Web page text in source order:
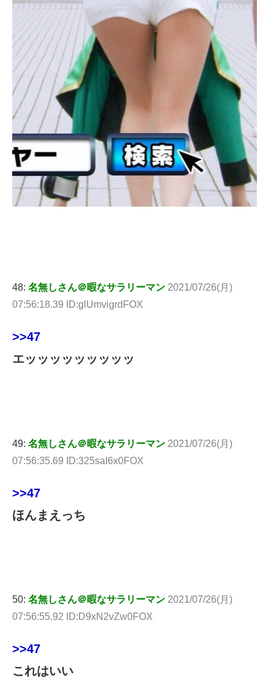
48: 名無しさん＠暇なサラリーマン 2021/07/26(月)
07:56:18.39 ID:glUmvigrdFOX
>>47
エッッッッッッッッッ
49: 名無しさん＠暇なサラリーマン 2021/07/26(月)
07:56:35.69 ID:325saI6x0FOX
>>47
ほんまえっち
50: 名無しさん＠暇なサラリーマン 2021/07/26(月)
07:56:55.92 ID:D9xN2vZw0FOX
>>47
これはいい